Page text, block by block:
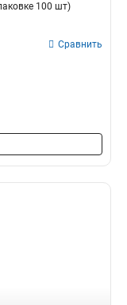
100 шт)
Сравнить